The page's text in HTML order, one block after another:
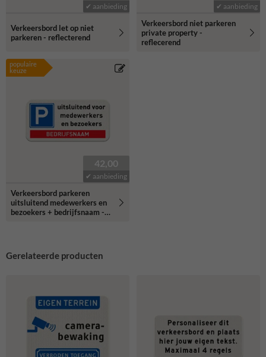
✔ aanbieding
Verkeersbord let op niet
parkeren - reflecterend
✔ aanbieding
Verkeersbord niet parkeren
private property -
reflecerend
populaire
keuze
42,00
✔ aanbieding
Verkeersbord parkeren
uitsluitend medewerkers en
bezoekers + bedrijfsnaam -
Gerelateerde producten